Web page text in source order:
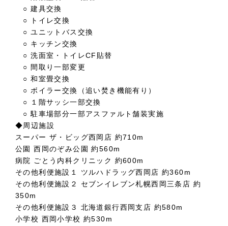
○ 建具交換
○ トイレ交換
○ ユニットバス交換
○ キッチン交換
○ 洗面室・トイレCF貼替
○ 間取り一部変更
○ 和室畳交換
○ ボイラー交換（追い焚き機能有り）
○ １階サッシ一部交換
○ 駐車場部分一部アスファルト舗装実施
◆周辺施設
スーパー ザ・ビッグ西岡店 約710m
公園 西岡のぞみ公園 約560m
病院 ごとう内科クリニック 約600m
その他利便施設１ ツルハドラッグ西岡店 約360m
その他利便施設２ セブンイレブン札幌西岡三条店 約
350m
その他利便施設３ 北海道銀行西岡支店 約580m
小学校 西岡小学校 約530m